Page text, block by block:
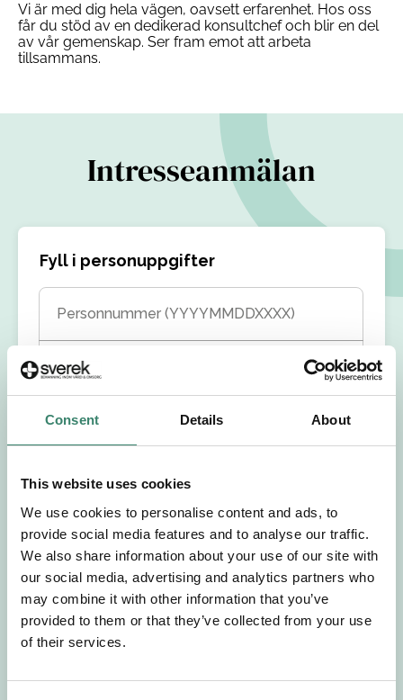
Consent Details About
This website uses cookies
We use cookies to personalise content and ads, to
provide social media features and to analyse our traffic.
We also share information about your use of our site with
our social media, advertising and analytics partners who
may combine it with other information that you’ve
provided to them or that they’ve collected from your use
of their services.
Vi är med dig hela vägen, oavsett erfarenhet. Hos oss
får du stöd av en dedikerad konsultchef och blir en del
av vår gemenskap. Ser fram emot att arbeta
tillsammans.
Intresseanmälan
Fyll i personuppgifter
Personnummer (YYYYMMDDXXXX)
Förnamn
Efternamn
Välj önskat arbetsområde
Välj önskad anställningsform
E-post